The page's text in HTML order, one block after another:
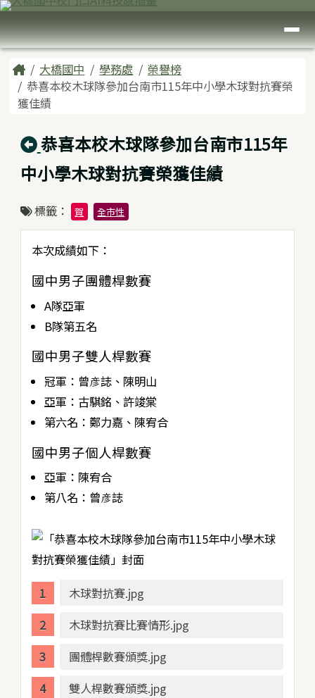
跳至主內容區
臺南市大橋國中
導覽列
主內容區域
Home大橋國中 學務處
榮譽榜
恭喜本校木球隊參加台南市115年中小學木球對抗賽榮
獲佳績
回上頁
恭喜本校木球隊參加台南市115年
中小學木球對抗賽榮獲佳績
標籤： 賀 全市性
本次成績如下：
國中男子團體桿數賽
A隊亞軍
B隊第五名
國中男子雙人桿數賽
冠軍：曾彦誌、陳明山
亞軍：古騏銘、許竣棠
第六名：鄭力嘉、陳宥合
國中男子個人桿數賽
亞軍：陳宥合
第八名：曾彦誌
木球對抗賽.jpg
木球對抗賽比賽情形.jpg
團體桿數賽頒獎.jpg
雙人桿數賽頒獎.jpg
頁尾區域